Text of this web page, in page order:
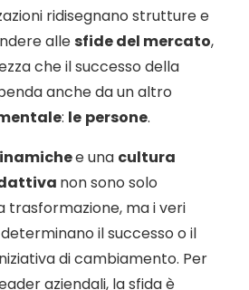
ridisegnano strutture e
allesfide del mercato,
che il successo della
anche da un altro
: le persone.
e una cultura
non sono solo
trasformazione, ma i veri
il successo o il
di cambiamento. Per
aziendali, la sfida è